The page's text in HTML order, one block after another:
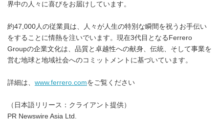
界中の人々に喜びをお届けしています。
約47,000人の従業員は、人々が人生の特別な瞬間を祝うお手伝い
をすることに情熱を注いでいます。現在3代目となるFerrero
Groupの企業文化は、品質と卓越性への献身、伝統、そして事業を
営む地球と地域社会へのコミットメントに基づいています。
詳細は、 www.ferrero.comをご覧ください
（日本語リリース：クライアント提供）
PR Newswire Asia Ltd.